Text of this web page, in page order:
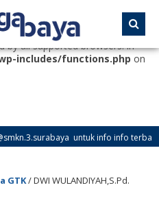
>add_data() was called
since version 6.9.0! IE
by all supported browsers. in
includes/functions.php on
untuk info info terbaru
GTK/DWI WULANDIYAH,S.Pd.